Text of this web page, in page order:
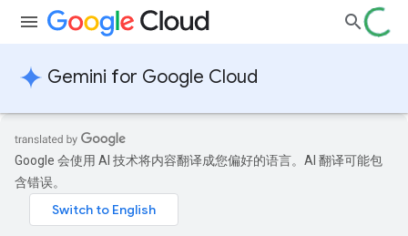
Gemini for Google Cloud
Google 会使用 AI 技术将内容翻译成您偏好的语言。AI 翻译可能包
含错误。